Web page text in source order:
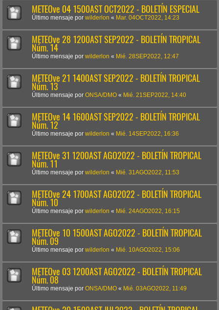
METEOve 04 1500AST OCT2022 - BOLETÍN ESPECIAL
Último mensaje por wilderlon « Mar. 04OCT2022, 14:23
METEOve 28 1200AST SEP2022 - BOLETÍN TROPICAL
Núm. 14
Último mensaje por wilderlon « Mié. 28SEP2022, 12:47
METEOve 21 1400AST SEP2022 - BOLETÍN TROPICAL
Núm. 13
Último mensaje por ONSA/DMO « Mié. 21SEP2022, 14:40
METEOve 14 1600AST SEP2022 - BOLETÍN TROPICAL
Núm. 12
Último mensaje por wilderlon « Mié. 14SEP2022, 16:36
METEOve 31 1200AST AGO2022 - BOLETÍN TROPICAL
Núm. 11
Último mensaje por wilderlon « Mié. 31AGO2022, 11:53
METEOve 24 1700AST AGO2022 - BOLETÍN TROPICAL
Núm. 10
Último mensaje por wilderlon « Mié. 24AGO2022, 16:15
METEOve 10 1500AST AGO2022 - BOLETÍN TROPICAL
Núm. 09
Último mensaje por wilderlon « Mié. 10AGO2022, 15:06
METEOve 03 1200AST AGO2022 - BOLETÍN TROPICAL
Núm. 08
Último mensaje por ONSA/DMO « Mié. 03AGO2022, 11:49